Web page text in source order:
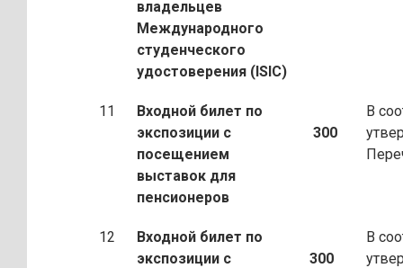
владельцев
Международного
студенческого
удостоверения (ISIC)
11
Входной билет по
экспозиции с
посещением
выставок для
пенсионеров
300
В
12
Входной билет по
экспозиции с
300
В